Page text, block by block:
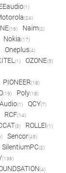
(1)
(24)
(16) Naim(2)
Nokia(17)
Oneplus(4)
(1) OZONE(5)
PIONEER(18)
(19) Poly(18)
(1) QCY(7)
RCF(14)
(3) ROLLEI(1)
Sencor(45)
SilentiumPC(2)
(136)
(4)